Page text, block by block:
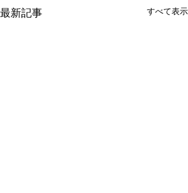
最新記事 すべて表示